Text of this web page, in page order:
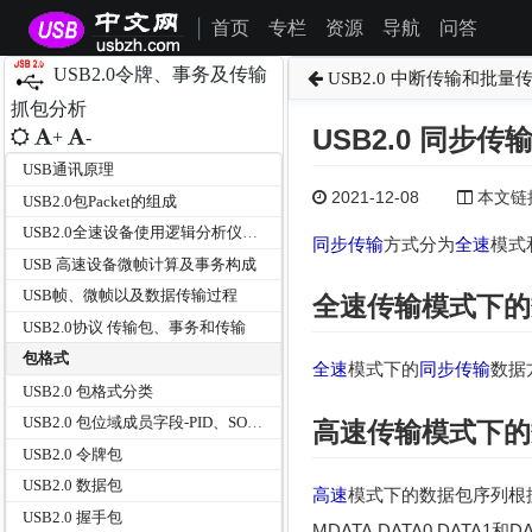
首页 专栏 资源 导航 问答
USB2.0令牌、事务及传输
抓包分析
+ -
USB通讯原理
USB2.0包Packet的组成
USB2.0全速设备使用逻辑分析仪抓取IN令牌包分析SOP/SYNC/PID/EOP
USB 高速设备微帧计算及事务构成
USB帧、微帧以及数据传输过程
USB2.0协议 传输包、事务和传输
包格式
USB2.0 包格式分类
USB2.0 包位域成员字段-PID、SOP、包地址、包端点、帧号、CRC5、CRC16
USB2.0 令牌包
USB2.0 数据包
USB2.0 握手包
USB2.0 中断传输和批量
USB2.0 同步传
2021-12-08 本文链
同步传输方式分为全速模式
全速传输模式下
全速模式下的同步传输数据
高速传输模式下
高速模式下的数据包序列根